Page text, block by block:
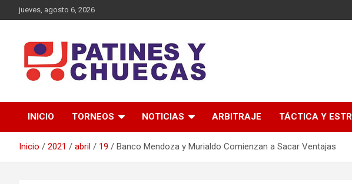
Saltar
al
jueves, agosto 6, 2026
Patines y Chuecas
INICIO TORNEOS NOTICIAS ARBITRAJE TÁCTICA Y
Inicio 2021 abril 19 Banco Mendoza y Murialdo Comienzan a Sacar Ventajas